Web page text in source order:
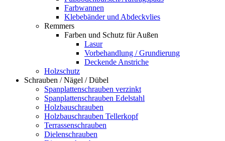
Farbwannen
Klebebänder und Abdeckvlies
Remmers
Farben und Schutz für Außen
Lasur
Vorbehandlung / Grundierung
Deckende Anstriche
Holzschutz
Schrauben / Nägel / Dübel
Spanplattenschrauben verzinkt
Spanplattenschrauben Edelstahl
Holzbauschrauben
Holzbauschrauben Tellerkopf
Terrassenschrauben
Dielenschrauben